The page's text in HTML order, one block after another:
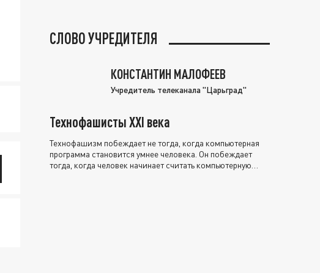
СЛОВО УЧРЕДИТЕЛЯ
КОНСТАНТИН МАЛОФЕЕВ
Учредитель телеканала "Царьград"
Технофашисты XXI века
Технофашизм побеждает не тогда, когда компьютерная
программа становится умнее человека. Он побеждает
тогда, когда человек начинает считать компьютерную